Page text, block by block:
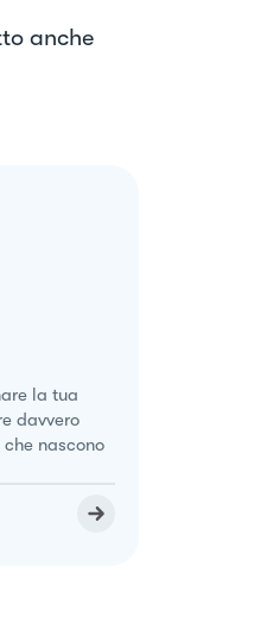
anche
la tua
davvero
nascono